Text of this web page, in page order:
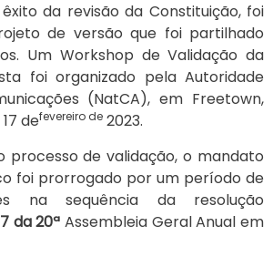
da revisão da Constituição, foi
de versão que foi partilhado
Um Workshop de Validação da
foi organizado pela Autoridade
(NatCA), em Freetown,
17 defevereiro de 2023.
processo de validação, o mandato
foi prorrogado por um período de
na sequência da resolução
da 20ª Assembleia Geral Anual em